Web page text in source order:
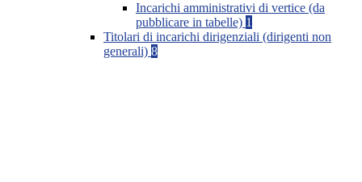
Incarichi amministrativi di vertice (da
pubblicare in tabelle) 1
Titolari di incarichi dirigenziali (dirigenti non
generali) 8